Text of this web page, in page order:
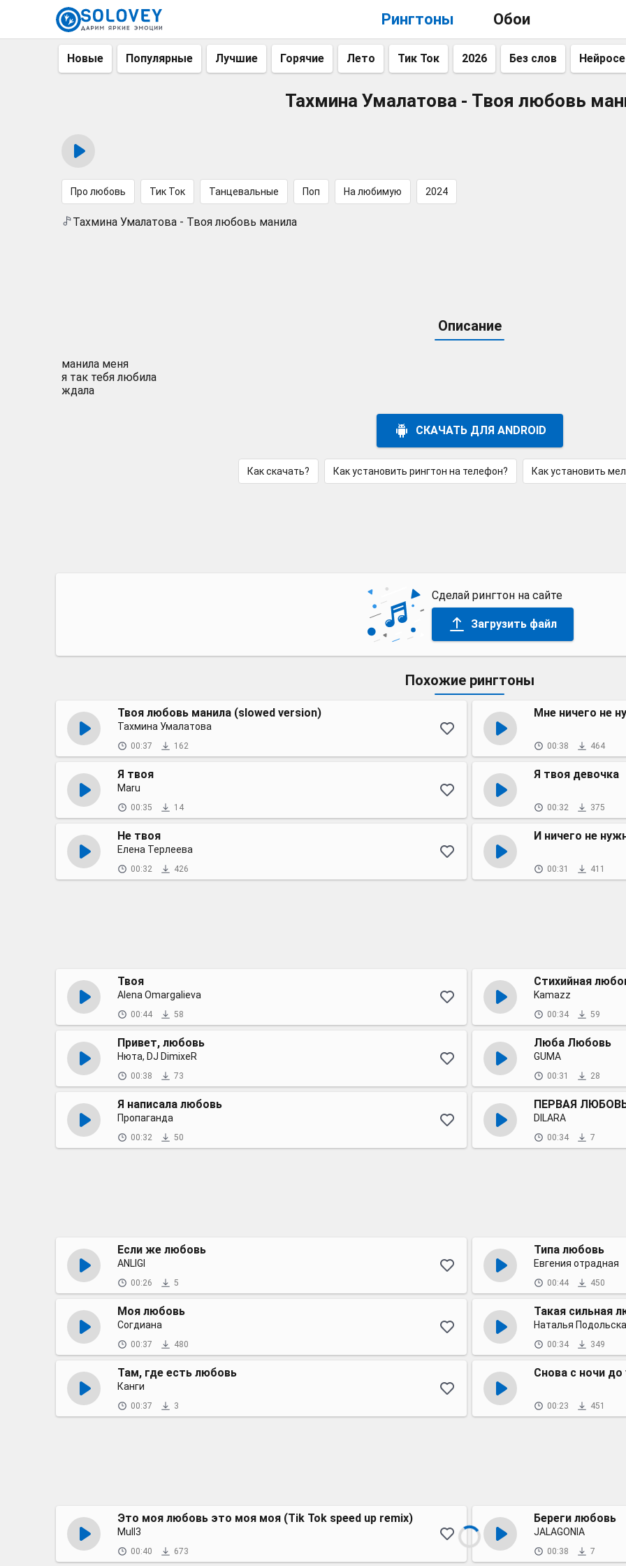
Рингтоны Обои
Новые Популярные Лучшие Горячие Лето Тик Ток 2026 Без слов
Тахмина Умалатова - Твоя любовь
Про любовь Тик Ток Танцевальные Поп На любимую 2024
Тахмина Умалатова - Твоя любовь манила
Описание
манила меня
я так тебя любила
ждала
СКАЧАТЬ ДЛЯ ANDROID
Как скачать? Как установить рингтон на телефон? Как установить
Сделай рингтон на сайте
Загрузить файл
Похожие рингтоны
Твоя любовь манила (slowed version)
Тахмина Умалатова
00:37 162
Мне ничего не
00:38 464
Я твоя
Maru
00:35 14
Я твоя девочка
00:32 375
Не твоя
Елена Терлеева
00:32 426
И ничего не
00:31 411
Твоя
Alena Omargalieva
00:44 58
Стихийная
Kamazz
00:34 59
Привет, любовь
Нюта, DJ DimixeR
00:38 73
Люба Любовь
GUMA
00:31 28
Я написала любовь
Пропаганда
00:32 50
ПЕРВАЯ
DILARA
00:34 7
Если же любовь
ANLIGI
00:26 5
Типа любовь
Евгения отрадная
00:44 450
Моя любовь
Согдиана
00:37 480
Такая сильная
Наталья
00:34 349
Там, где есть любовь
Канги
00:37 3
Снова с ночи до
00:23 451
Это моя любовь это моя моя (Tik Tok speed up remix)
Mull3
00:40 673
Береги любовь
JALAGONIA
00:38 7